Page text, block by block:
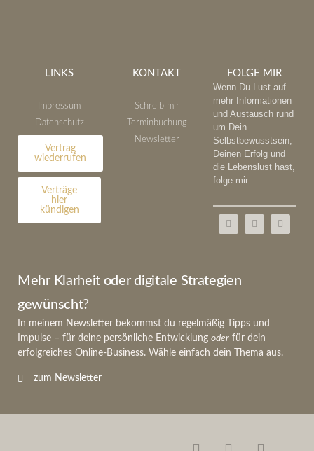
LINKS
Impressum
Datenschutz
Vertrag
wiederrufen
Verträge
hier
kündigen
KONTAKT
Schreib mir
Terminbuchung
Newsletter
FOLGE MIR
Wenn Du Lust auf
mehr Informationen
und Austausch rund
um Dein
Selbstbewusstsein,
Deinen Erfolg und
die Lebenslust hast,
folge mir.
Mehr Klarheit oder digitale Strategien
gewünscht?
In meinem Newsletter bekommst du regelmäßig Tipps und
Impulse – für deine persönliche Entwicklung oder für dein
erfolgreiches Online-Business. Wähle einfach dein Thema aus.
zum Newsletter